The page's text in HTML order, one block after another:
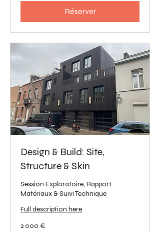
Réserver
Design & Build: Site,
Structure & Skin
Session Exploratoire, Rapport
Matériaux & Suivi Technique
Full description here
euros
2 000 €